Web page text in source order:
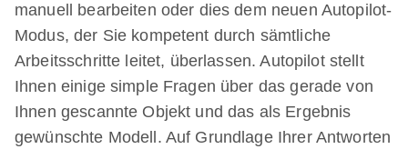
manuell bearbeiten oder dies dem neuen Autopilot-
Modus, der Sie kompetent durch sämtliche
Arbeitsschritte leitet, überlassen. Autopilot stellt
Ihnen einige simple Fragen über das gerade von
Ihnen gescannte Objekt und das als Ergebnis
gewünschte Modell. Auf Grundlage Ihrer Antworten